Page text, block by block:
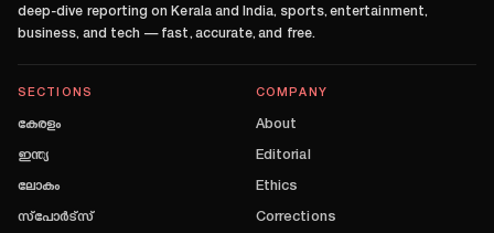
deep-dive reporting on Kerala and India, sports, entertainment,
business, and tech — fast, accurate, and free.
SECTIONS
കേരളം
ഇന്ത്യ
ലോകം
സ്പോർട്സ്
COMPANY
About
Editorial
Ethics
Corrections